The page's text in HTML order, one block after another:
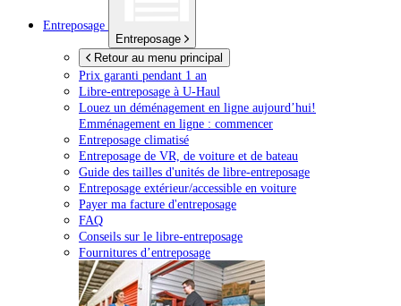
Entreposage
Entreposage
Retour au menu principal
Prix garanti pendant 1 an
Libre-entreposage à U-Haul
Louez un déménagement en ligne aujourd’hui!
Emménagement en ligne : commencer
Entreposage climatisé
Entreposage de VR, de voiture et de bateau
Guide des tailles d'unités de libre-entreposage
Entreposage extérieur/accessible en voiture
Payer ma facture d'entreposage
FAQ
Conseils sur le libre-entreposage
Fournitures d’entreposage